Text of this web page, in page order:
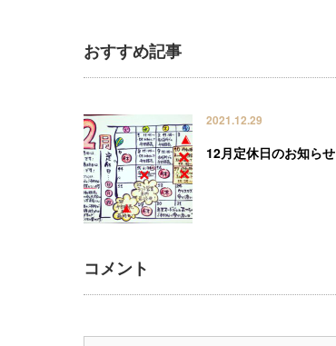
おすすめ記事
2021.12.29
12月定休日のお知らせ
コメント